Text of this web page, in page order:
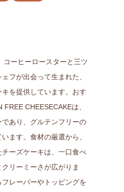
コーヒーロースターと三ツ
フが出会って生まれた、
を提供しています。おす
CHEESECAKEは、
あり、グルテンフリーの
ます。食材の厳選から、
ーズケーキは、一口食べ
リーミーさが広がりま
レーバーやトッピングを